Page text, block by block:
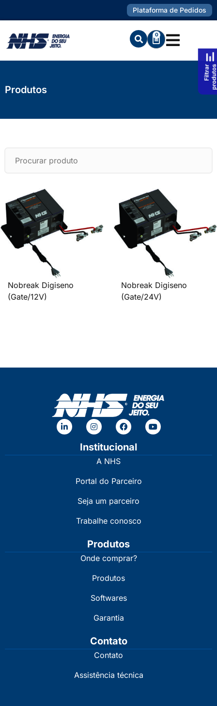
Plataforma de Pedidos
0
Produtos
Nobreak Digiseno
(Gate/12V)
Nobreak Digiseno
(Gate/24V)
Institucional
A NHS
Portal do Parceiro
Seja um parceiro
Trabalhe conosco
Produtos
Onde comprar?
Produtos
Softwares
Garantia
Contato
Contato
Assistência técnica